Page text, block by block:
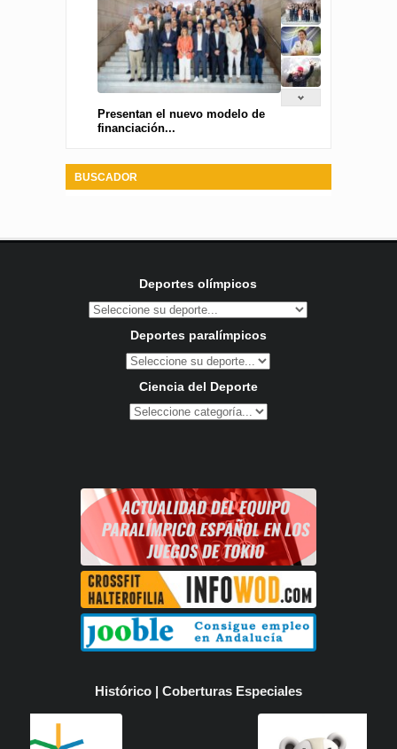
Presentan el nuevo modelo de
financiación...
BUSCADOR
Deportes olímpicos
Deportes paralímpicos
Ciencia del Deporte
Histórico | Coberturas Especiales